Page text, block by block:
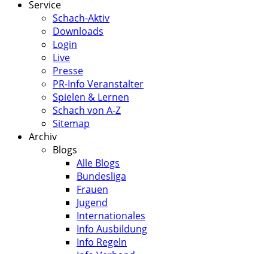
Service
Schach-Aktiv
Downloads
Login
Live
Presse
PR-Info Veranstalter
Spielen & Lernen
Schach von A-Z
Sitemap
Archiv
Blogs
Alle Blogs
Bundesliga
Frauen
Jugend
Internationales
Info Ausbildung
Info Regeln